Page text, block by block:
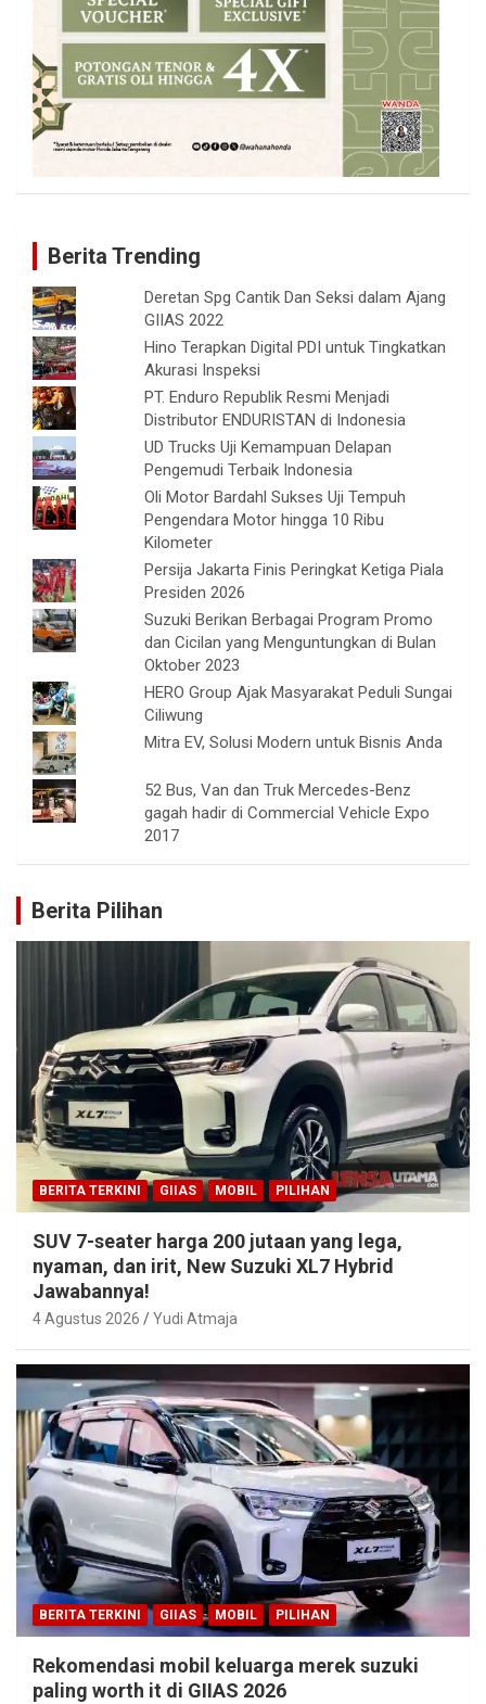
Berita Trending
Deretan Spg Cantik Dan Seksi dalam Ajang
GIIAS 2022
Hino Terapkan Digital PDI untuk Tingkatkan
Akurasi Inspeksi
PT. Enduro Republik Resmi Menjadi
Distributor ENDURISTAN di Indonesia
UD Trucks Uji Kemampuan Delapan
Pengemudi Terbaik Indonesia
Oli Motor Bardahl Sukses Uji Tempuh
Pengendara Motor hingga 10 Ribu
Kilometer
Persija Jakarta Finis Peringkat Ketiga Piala
Presiden 2026
Suzuki Berikan Berbagai Program Promo
dan Cicilan yang Menguntungkan di Bulan
Oktober 2023
HERO Group Ajak Masyarakat Peduli Sungai
Ciliwung
Mitra EV, Solusi Modern untuk Bisnis Anda
52 Bus, Van dan Truk Mercedes-Benz
gagah hadir di Commercial Vehicle Expo
2017
Berita Pilihan
BERITA TERKINI GIIAS MOBIL PILIHAN
SUV 7-seater harga 200 jutaan yang lega,
nyaman, dan irit, New Suzuki XL7 Hybrid
Jawabannya!
4 Agustus 2026 Yudi Atmaja
BERITA TERKINI GIIAS MOBIL PILIHAN
Rekomendasi mobil keluarga merek suzuki
paling worth it di GIIAS 2026